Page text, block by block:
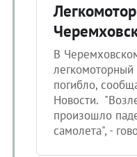
В
легкомоторный
погибло,
Новости.
произошло
самолета", -